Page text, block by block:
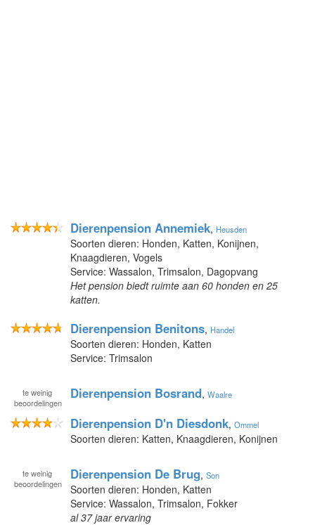
Dierenpension Annemiek, Heusden
Soorten dieren: Honden, Katten, Konijnen,
Knaagdieren, Vogels
Service: Wassalon, Trimsalon, Dagopvang
Het pension biedt ruimte aan 60 honden en 25
katten.
Dierenpension Benitons, Handel
Soorten dieren: Honden, Katten
Service: Trimsalon
te weinig
beoordelingen
Dierenpension Bosrand, Waalre
Dierenpension D'n Diesdonk, Ommel
Soorten dieren: Katten, Knaagdieren, Konijnen
te weinig
beoordelingen
Dierenpension De Brug, Son
Soorten dieren: Honden, Katten
Service: Wassalon, Trimsalon, Fokker
al 37 jaar ervaring